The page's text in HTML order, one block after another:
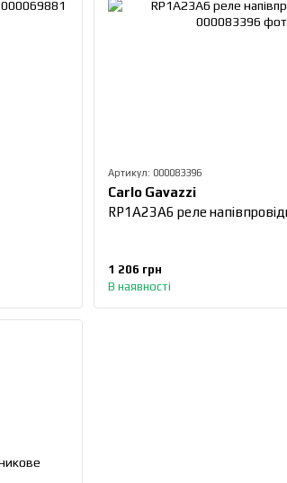
Артикул: 000083396
Carlo Gavazzi
RP1A23A6 реле
1 206 грн
В наявності